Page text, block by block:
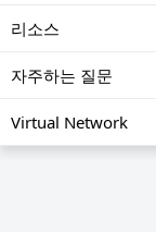
리소스
자주하는 질문
Virtual Network